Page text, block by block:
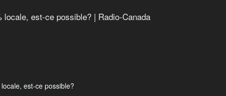
locale, est-ce possible? | Radio-Canada
est-ce possible?